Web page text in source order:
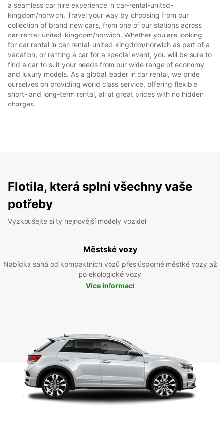
a seamless car hire experience in car-rental-united-
kingdom/norwich. Travel your way by choosing from our
collection of brand new cars, from one of our stations across
car-rental-united-kingdom/norwich. Whether you are looking
for car rental in car-rental-united-kingdom/norwich as part of a
vacation, or renting a car for a special event, you will be sure to
find a car to suit your needs from our wide range of economy
and luxury models. As a global leader in car rental, we pride
ourselves on providing world class service, offering flexible
short- and long-term rental, all at great prices with no hidden
charges.
Flotila, která splní všechny vaše
potřeby
Vyzkoušejte si ty nejnovější modely vozidel
Městské vozy
Nabídka sahá od kompaktních vozů přes úsporné městké vozy až
po ekologické vozy
Více informací